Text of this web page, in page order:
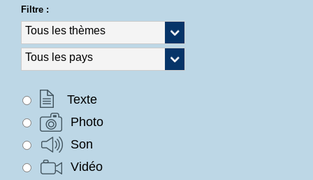
Filtre :
Texte
Photo
Son
Vidéo